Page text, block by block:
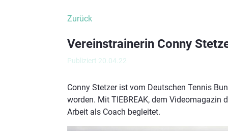
Zurück
Vereinstrainerin Conny
Publiziert 20.04.22
Conny Stetzer ist vom Deutschen Tennis
worden. Mit TIEBREAK, dem Videomagazin
Arbeit als Coach begleitet.